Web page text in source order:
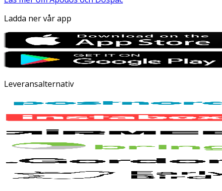
Ladda ner vår app
Leveransalternativ